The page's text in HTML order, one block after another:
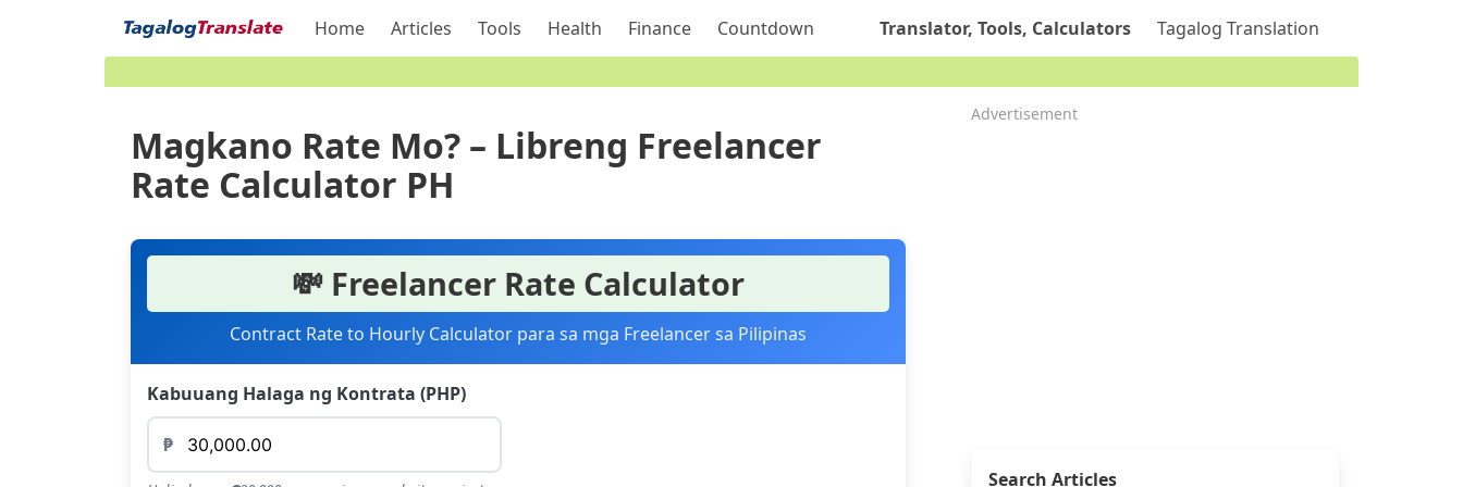
Home Articles Tools Health Finance Countdown Translator, Tools, Calculators Tagalog Translation
Magkano Rate Mo? – Libreng Freelancer
Rate Calculator PH
💸 Freelancer Rate Calculator
Contract Rate to Hourly Calculator para sa mga Freelancer sa Pilipinas
Kabuuang Halaga ng Kontrata (PHP)
₱
Advertisement
Search Articles